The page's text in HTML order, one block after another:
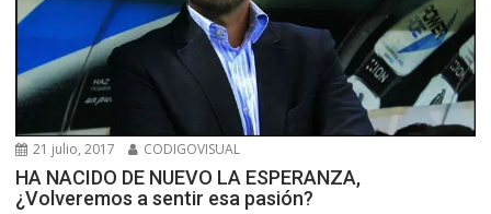
21 julio, 2017 CODIGOVISUAL
HA NACIDO DE NUEVO LA ESPERANZA,
¿Volveremos a sentir esa pasión?